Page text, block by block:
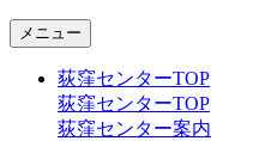
メニュー
荻窪センターTOP
荻窪センターTOP
荻窪センター案内